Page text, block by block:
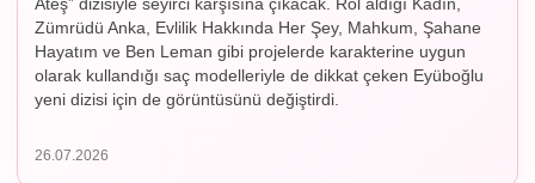
Zümrüdü Anka, Evlilik Hakkında Her Şey, Mahkum, Şahane
Hayatım ve Ben Leman gibi projelerde karakterine uygun
olarak kullandığı saç modelleriyle de dikkat çeken Eyüboğlu
yeni dizisi için de görüntüsünü değiştirdi.
26.07.2026